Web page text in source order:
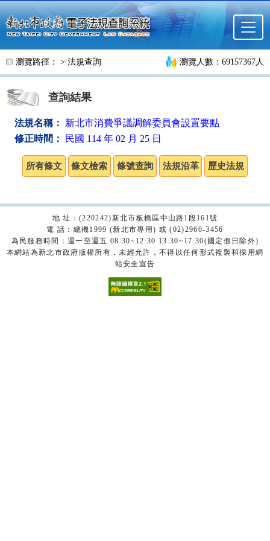
跳至主要內容
瀏覽路徑： > 法規查詢 瀏覽人數：69157367人
查詢結果
法規名稱：
新北市消費爭議調解委員會設置要點
修正時間：
民國 114 年 02 月 25 日
地 址：(220242)新北市板橋區中山路1段161號
電 話：總機1999 (新北市專用) 或 (02)2960-3456
為民服務時間：週一至週五 08:30~12:30 13:30~17:30(國定假日除外)
本網站為新北市政府版權所有，未經允許，不得以任何形式複製和採用網
站安全宣告